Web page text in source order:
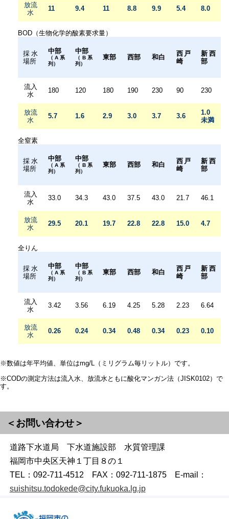
放流
水
11 9.4 11 8.8 9.9 5.4 8.0
BOD（生物化学的酸素要求量）
採水
場所
中部
（A系
列）
中部
（B系
列）
東部 西部 和白
西戸
崎
新西
部
流入
水
180 120 180 190 230 90 230
放流
水
5.7 1.6 2.9 3.0 3.7 3.6
1.0
未満
全窒素
採水
場所
中部
（A系
列）
中部
（B系
列）
東部 西部 和白
西戸
崎
新西
部
流入
水
33.0 34.3 43.0 37.5 43.0 21.7 46.1
放流
水
29.5 20.1 19.7 22.8 22.8 15.0 4.7
全りん
採水
場所
中部
（A系
列）
中部
（B系
列）
東部 西部 和白
西戸
崎
新西
部
流入
水
3.42 3.56 6.19 4.25 5.28 2.23 6.64
放流
水
0.26 0.24 0.34 0.48 0.34 0.23 0.10
※数値は年平均値、単位はmg/L（ミリグラム毎リットル）です。
※CODの測定方法は流入水、放流水ともに酸化マンガン法（JISK0102）で
す。
＜お問い合わせ＞
道路下水道局 下水道施設部 水質管理課
福岡市中央区天神１丁目８の１
TEL：092-711-4512 FAX：092-711-1875 E-mail：
suishitsu.todokede@city.fukuoka.lg.jp